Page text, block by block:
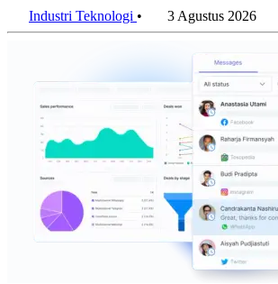
Industri Teknologi • 3 Agustus 2026